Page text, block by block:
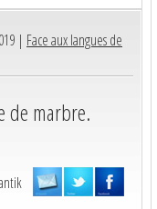
| Face aux langues de
de marbre.